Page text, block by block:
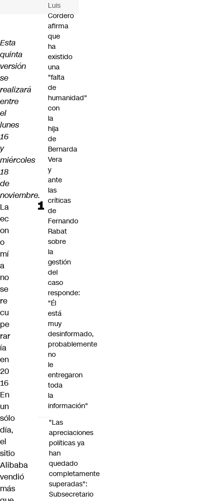
Esta
quinta
versión
se
realizará
entre
el
lunes
16
y
miércoles
18
de
noviembre.
La
ec
on
o
mí
a
no
se
re
cu
pe
rar
ía
en
20
16
En
un
sólo
día,
el
sitio
Alibaba
vendió
más
Luis
Cordero
afirma
que
ha
existido
una
"falta
de
humanidad"
con
la
hija
de
Bernarda
Vera
y
ante
las
críticas
de
Fernando
Rabat
sobre
la
gestión
del
caso
responde:
"Él
está
muy
desinformado,
probablemente
no
le
entregaron
toda
la
información"
"Las
apreciaciones
políticas ya
han
quedado
completamente
superadas":
Subsecretario